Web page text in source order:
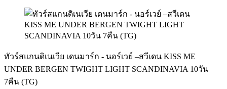
ทัวร์สแกนดิเนเวีย เดนมาร์ก - นอร์เวย์ –สวีเดน KISS ME
UNDER BERGEN TWIGHT LIGHT SCANDINAVIA 10วัน
7คืน (TG)